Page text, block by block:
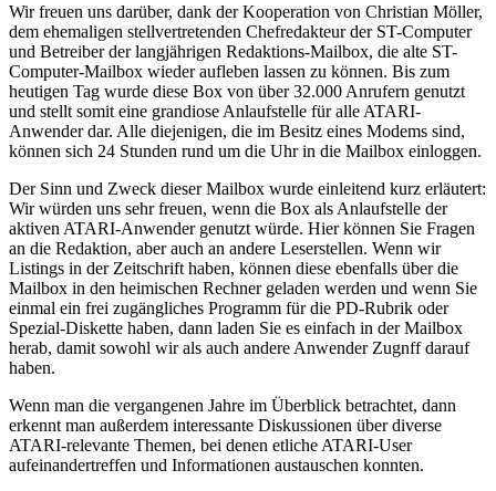
Wir freuen uns darüber, dank der Kooperation von Christian Möller,
dem ehemaligen stellvertretenden Chefredakteur der ST-Computer
und Betreiber der langjährigen Redaktions-Mailbox, die alte ST-
Computer-Mailbox wieder aufleben lassen zu können. Bis zum
heutigen Tag wurde diese Box von über 32.000 Anrufern genutzt
und stellt somit eine grandiose Anlaufstelle für alle ATARI-
Anwender dar. Alle diejenigen, die im Besitz eines Modems sind,
können sich 24 Stunden rund um die Uhr in die Mailbox einloggen.
Der Sinn und Zweck dieser Mailbox wurde einleitend kurz erläutert:
Wir würden uns sehr freuen, wenn die Box als Anlaufstelle der
aktiven ATARI-Anwender genutzt würde. Hier können Sie Fragen
an die Redaktion, aber auch an andere Leserstellen. Wenn wir
Listings in der Zeitschrift haben, können diese ebenfalls über die
Mailbox in den heimischen Rechner geladen werden und wenn Sie
einmal ein frei zugängliches Programm für die PD-Rubrik oder
Spezial-Diskette haben, dann laden Sie es einfach in der Mailbox
herab, damit sowohl wir als auch andere Anwender Zugnff darauf
haben.
Wenn man die vergangenen Jahre im Überblick betrachtet, dann
erkennt man außerdem interessante Diskussionen über diverse
ATARI-relevante Themen, bei denen etliche ATARI-User
aufeinandertreffen und Informationen austauschen konnten.